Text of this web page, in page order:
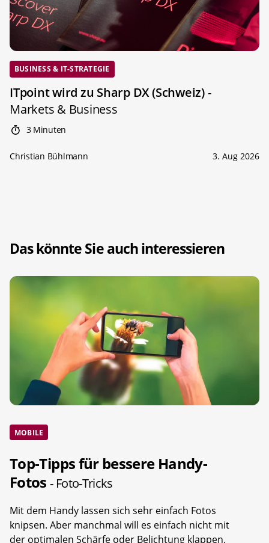
BUSINESS & IT-STRATEGIE
ITpoint wird zu Sharp DX (Schweiz)-
Markets & Business
3 Minuten
Christian Bühlmann 3. Aug 2026
Das könnte Sie auch interessieren
MOBILE
Top-Tipps für bessere Handy-
Fotos- Foto-Tricks
Mit dem Handy lassen sich sehr einfach Fotos
knipsen. Aber manchmal will es einfach nicht mit
der optimalen Schärfe oder Belichtung klappen.